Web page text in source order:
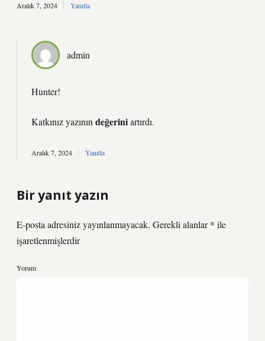
Aralık 7, 2024 Yanıtla
admin
Hunter!
Katkınız yazının değeriniartırdı.
Aralık 7, 2024 Yanıtla
Bir yanıt yazın
E-posta adresiniz yayınlanmayacak. Gerekli alanlar* ile
işaretlenmişlerdir
Yorum